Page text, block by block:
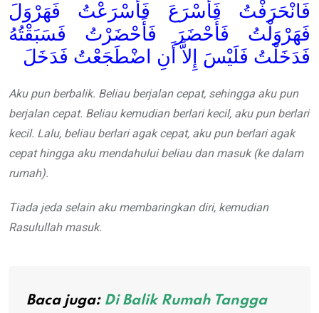
فَانْحَرَفْتُ فَأَسْرَعَ فَأَسْرَعْتُ فَهَرْوَلَ
فَهَرْوَلْتُ فَأَحْضَرَ فَأَحْضَرْتُ فَسَبَقْتُهُ
فَدَخَلْتُ فَلَيْسَ إِلاَّ أَنِ اضْطَجَعْتُ فَدَخَلَ
Aku pun berbalik. Beliau berjalan cepat, sehingga aku pun
berjalan cepat. Beliau kemudian berlari kecil, aku pun berlari
kecil. Lalu, beliau berlari agak cepat, aku pun berlari agak
cepat hingga aku mendahului beliau dan masuk (ke dalam
rumah).
Tiada jeda selain aku membaringkan diri, kemudian
Rasulullah masuk.
Baca juga: Di Balik Rumah Tangga